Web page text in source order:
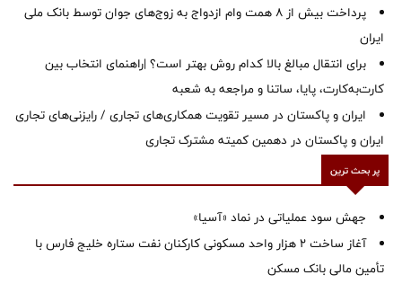
پرداخت بیش از ۸ همت وام ازدواج به زوج‌های جوان توسط بانک ملی
ایران
برای انتقال مبالغ بالا کدام روش بهتر است؟ |راهنمای انتخاب بین
کارت‌به‌کارت، پایا، ساتنا و مراجعه به شعبه
ایران و پاکستان در مسیر تقویت همکاری‌های تجاری / رایزنی‌های تجاری
ایران و پاکستان در دهمین کمیته مشترک تجاری
پر بحث ترین
جهش سود عملیاتی در نماد «آسیا»
آغاز ساخت ۲ هزار واحد مسکونی کارکنان نفت ستاره خلیج فارس با
تأمین مالی بانک مسکن